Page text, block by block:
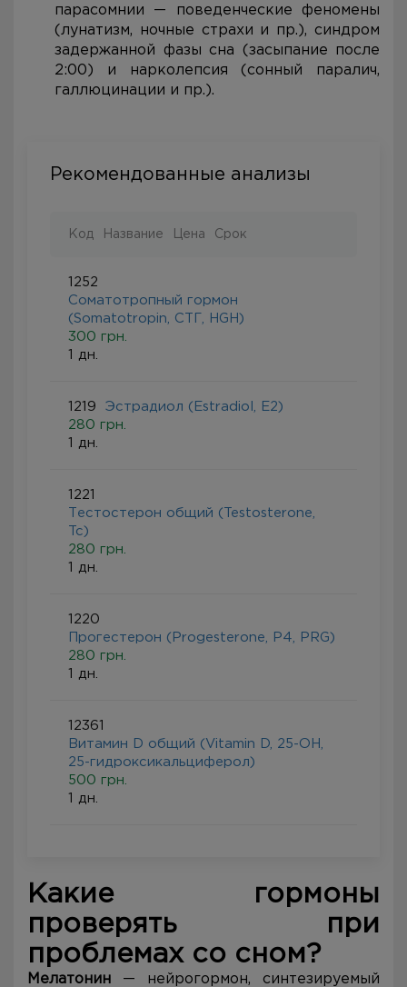
парасомнии — поведенческие феномены
(лунатизм, ночные страхи и пр.), синдром
задержанной фазы сна (засыпание после
2:00) и нарколепсия (сонный паралич,
галлюцинации и пр.).
Рекомендованные анализы
Код Название Цена Срок
1252
Соматотропный гормон
(Somatotropin, СТГ, HGH)
300 грн.
1 дн.
1219
Эстрадиол (Estradiol, Е2)
280 грн.
1 дн.
1221
Тестостерон общий (Testosterone,
Tc)
280 грн.
1 дн.
1220
Прогестерон (Progesterone, P4, PRG)
280 грн.
1 дн.
12361
Витамин D общий (Vitamin D, 25-ОН,
25-гидроксикальциферол)
500 грн.
1 дн.
Какие гормоны
проверять при
проблемах со сном?
Мелатонин — нейрогормон, синтезируемый